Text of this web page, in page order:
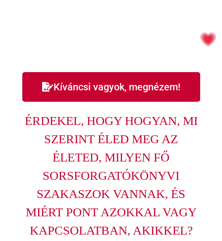
Kíváncsi vagyok, megnézem!
ÉRDEKEL, HOGY HOGYAN, MI
SZERINT ÉLED MEG AZ
ÉLETED, MILYEN FŐ
SORSFORGATÓKÖNYVI
SZAKASZOK VANNAK, ÉS
MIÉRT PONT AZOKKAL VAGY
KAPCSOLATBAN, AKIKKEL?